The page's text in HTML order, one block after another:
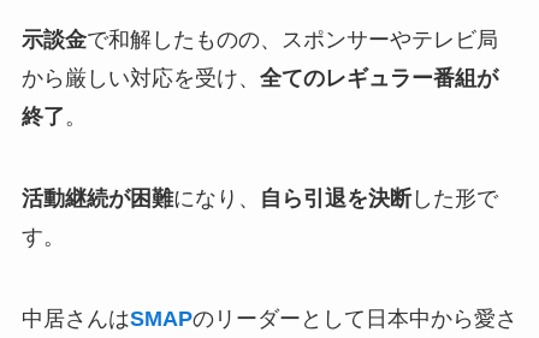
示談金で和解したものの、スポンサーやテレビ局
から厳しい対応を受け、 全てのレギュラー番組が
終了 。
活動継続が困難になり、 自ら引退を決断した形で
す。
中居さんはSMAPのリーダーとして日本中から愛さ